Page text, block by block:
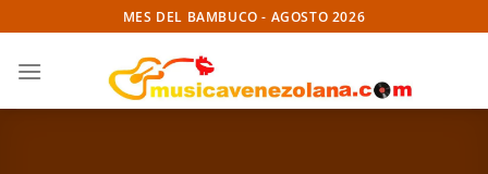
to
content
MES DEL BAMBUCO - AGOSTO 2026